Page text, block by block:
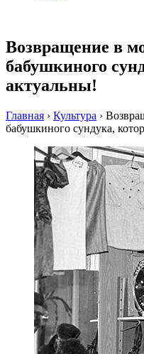
Возвращение в
бабушкиного
актуальны!
Главная › Культура ›
бабушкиного сундука,